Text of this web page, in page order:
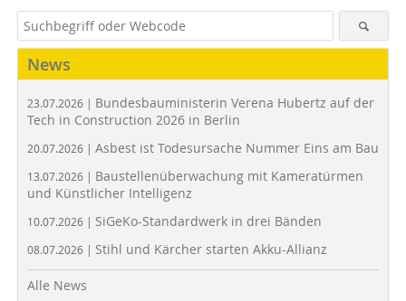
News
23.07.2026 | Bundesbauministerin Verena Hubertz auf der
Tech in Construction 2026 in Berlin
20.07.2026 | Asbest ist Todesursache Nummer Eins am Bau
13.07.2026 | Baustellenüberwachung mit Kameratürmen
und Künstlicher Intelligenz
10.07.2026 | SiGeKo-Standardwerk in drei Bänden
08.07.2026 | Stihl und Kärcher starten Akku-Allianz
Alle News